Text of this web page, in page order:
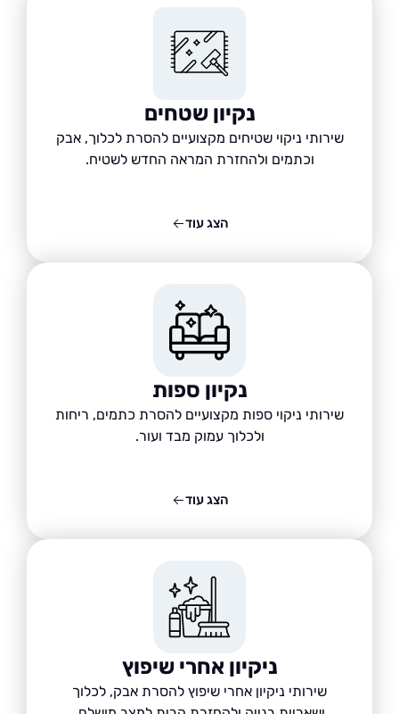
נקיון שטחים
שירותי ניקוי שטיחים מקצועיים להסרת לכלוך, אבק
וכתמים ולהחזרת המראה החדש לשטיח.
נקיון ספות
שירותי ניקוי ספות מקצועיים להסרת כתמים, ריחות
ולכלוך עמוק מבד ועור.
ניקיון אחרי שיפוץ
שירותי ניקיון אחרי שיפוץ להסרת אבק, לכלוך